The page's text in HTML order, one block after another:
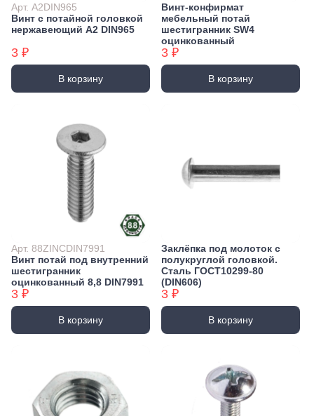
Арт. А2DIN965
Винт с потайной головкой
нержавеющий А2 DIN965
3 ₽
В корзину
Винт-конфирмат
мебельный потай
шестигранник SW4
оцинкованный
3 ₽
В корзину
Арт. 88ZINCDIN7991
Винт потай под внутренний
шестигранник
оцинкованный 8,8 DIN7991
3 ₽
В корзину
Заклёпка под молоток с
полукруглой головкой.
Сталь ГОСТ10299-80
(DIN606)
3 ₽
В корзину